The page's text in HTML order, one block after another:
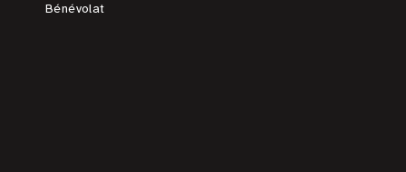
Bénévolat